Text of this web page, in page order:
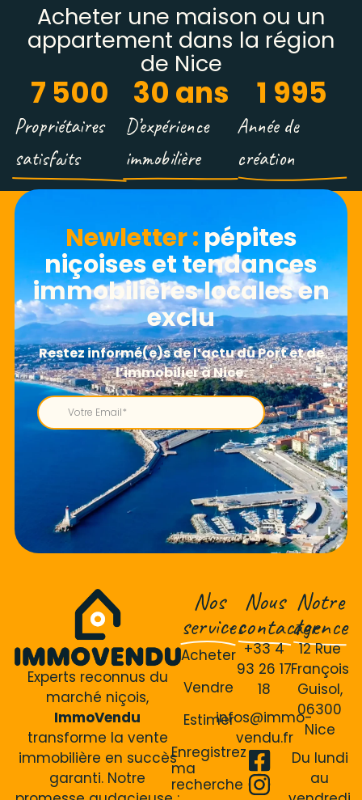
Acheter une maison ou un
appartement dans la région
de Nice
Propriétaires
satisfaits
7 500
D’expérience
immobilière
30 ans
Année de
création
1 995
Newletter​ : pépites
niçoises et tendances
immobilières locales en
exclu
Experts reconnus du
marché niçois,
ImmoVendu
transforme la vente
immobilière en succès
garanti. Notre
Nos
services
Acheter
Vendre
Estimer
Enregistrez
ma
recherche
Nous
contacter
+33 4
93 26 17
18
infos@immo-
vendu.fr
Notre
agence
12 Rue
François
Guisol,
06300
Nice
Du lundi
au